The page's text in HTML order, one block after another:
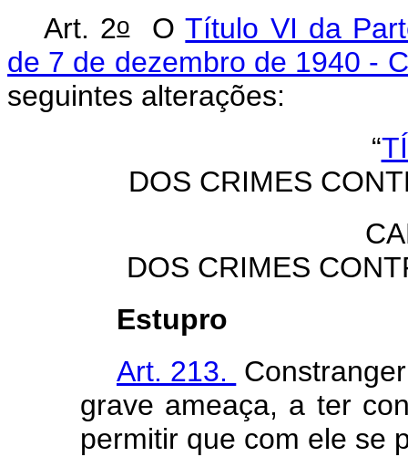
Art. 2oOTítulo VI da
de 7 de dezembro de 1940 -
seguintes alterações:
“
DOS CRIMES
DOS CRIMES
Estupro
Art. 213.
grave ameaça, a ter
permitir que com ele se